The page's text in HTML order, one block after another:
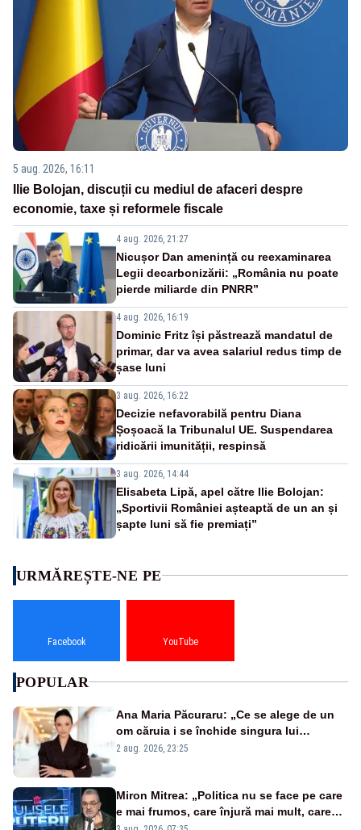
5 aug. 2026, 16:11
Ilie Bolojan, discuții cu mediul de afaceri despre
economie, taxe și reformele fiscale
4 aug. 2026, 21:27
Nicușor Dan amenință cu reexaminarea
Legii decarbonizării: „România nu poate
pierde miliarde din PNRR”
4 aug. 2026, 16:19
Dominic Fritz își păstrează mandatul de
primar, dar va avea salariul redus timp de
șase luni
3 aug. 2026, 16:22
Decizie nefavorabilă pentru Diana
Șoșoacă la Tribunalul UE. Suspendarea
ridicării imunității, respinsă
3 aug. 2026, 14:44
Elisabeta Lipă, apel către Ilie Bolojan:
„Sportivii României așteaptă de un an și
șapte luni să fie premiați”
URMĂREȘTE-NE PE
Facebook YouTube
POPULAR
Ana Maria Păcuraru: „Ce se alege de un
om căruia i se închide singura lui
portiță?”
2 aug. 2026, 23:25
Miron Mitrea: „Politica nu se face pe care
e mai frumos, care înjură mai mult, care
țipă mai tare, ci pe proiecte”